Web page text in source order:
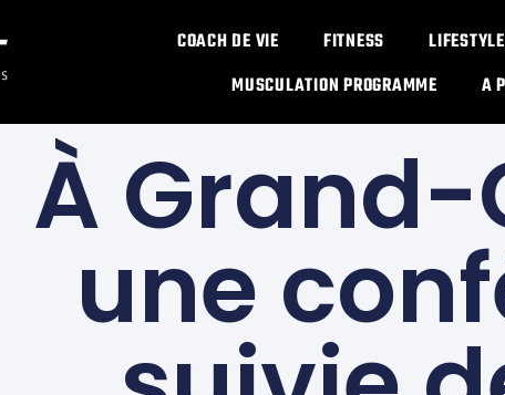
COACH DE VIE FITNESS LIFESTYLE
MUSCULATION PROGRAMME​
A
NUTRITION ET
À
une